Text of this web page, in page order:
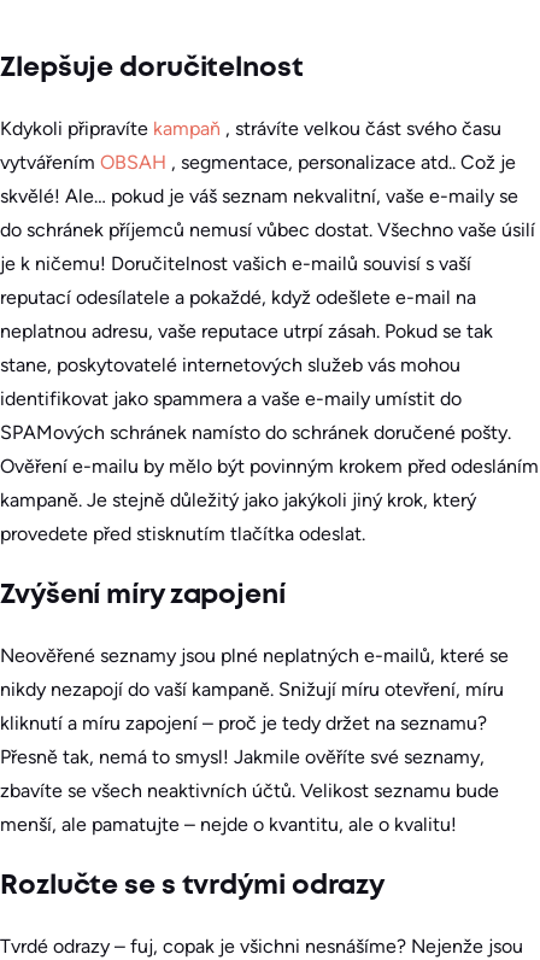
Zlepšuje doručitelnost
Kdykoli připravíte kampaň , strávíte velkou část svého času
vytvářením OBSAH , segmentace, personalizace atd.. Což je
skvělé! Ale… pokud je váš seznam nekvalitní, vaše e-maily se
do schránek příjemců nemusí vůbec dostat. Všechno vaše úsilí
je k ničemu! Doručitelnost vašich e-mailů souvisí s vaší
reputací odesílatele a pokaždé, když odešlete e-mail na
neplatnou adresu, vaše reputace utrpí zásah. Pokud se tak
stane, poskytovatelé internetových služeb vás mohou
identifikovat jako spammera a vaše e-maily umístit do
SPAMových schránek namísto do schránek doručené pošty.
Ověření e-mailu by mělo být povinným krokem před odesláním
kampaně. Je stejně důležitý jako jakýkoli jiný krok, který
provedete před stisknutím tlačítka odeslat.
Zvýšení míry zapojení
Neověřené seznamy jsou plné neplatných e-mailů, které se
nikdy nezapojí do vaší kampaně. Snižují míru otevření, míru
kliknutí a míru zapojení – proč je tedy držet na seznamu?
Přesně tak, nemá to smysl! Jakmile ověříte své seznamy,
zbavíte se všech neaktivních účtů. Velikost seznamu bude
menší, ale pamatujte – nejde o kvantitu, ale o kvalitu!
Rozlučte se s tvrdými odrazy
Tvrdé odrazy – fuj, copak je všichni nesnášíme? Nejenže jsou